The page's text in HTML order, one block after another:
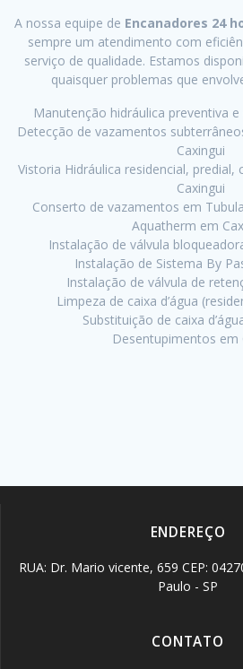
A nossa equipe de Encanadores 24
sempre um atendimento com
serviço de qualidade. Estamos
quaisquer problemas que
Manutenção hidráulica preventiva
Detecção de vazamentos
Caxingui
Vistoria Hidráulica residencial, predial,
Caxingui
Conserto de vazamentos em
Aquatherm em
Instalação de válvula
Instalação de Sistema By
Instalação de válvula de
Limpeza de caixa d’água
Substituição de caixa
Desentupimentos em
ENDEREÇO
RUA: Dr. Mario vicente, 659 CEP:
Paulo - SP
CONTATO